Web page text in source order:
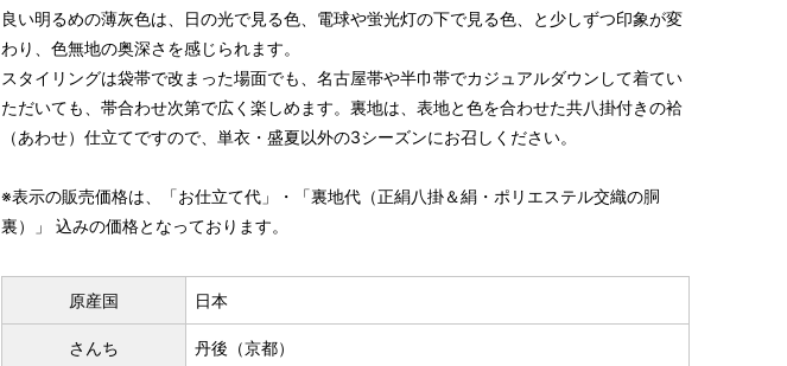
いただく）
マイサイズでお仕立て（お客様の希望サイズでお仕立て）
良い明るめの薄灰色は、日の光で見る色、電球や蛍光灯の下で見る色、と少しずつ印象が変
わり、色無地の奥深さを感じられます。
スタイリングは袋帯で改まった場面でも、名古屋帯や半巾帯でカジュアルダウンして着てい
ただいても、帯合わせ次第で広く楽しめます。裏地は、表地と色を合わせた共八掛付きの袷
（あわせ）仕立てですので、単衣・盛夏以外の3シーズンにお召しください。
※表示の販売価格は、「お仕立て代」・「裏地代（正絹八掛＆絹・ポリエステル交織の胴
裏）」 込みの価格となっております。
原産国 日本
さんち 丹後（京都）